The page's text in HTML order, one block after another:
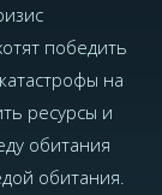
победить
на
ресурсы и
обитания
обитания.